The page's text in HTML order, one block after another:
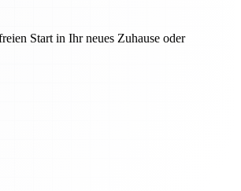
Start in Ihr neues Zuhause oder